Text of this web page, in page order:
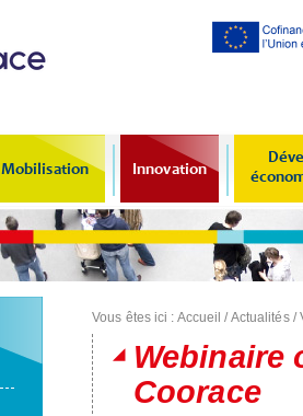
Mobilisation Innovation
Vous êtes ici : Accueil /Actualités/
Webinaire
Coorace